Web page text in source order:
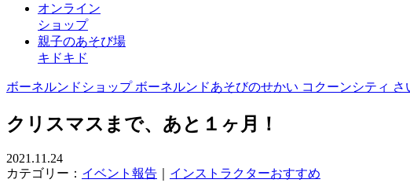
オンライン
ショップ
親子のあそび場
キドキド
ボーネルンドショップ ボーネルンドあそびのせかい コクーンシティ
クリスマスまで、あと１ヶ月！
2021.11.24
カテゴリー： イベント報告 インストラクターおすすめ